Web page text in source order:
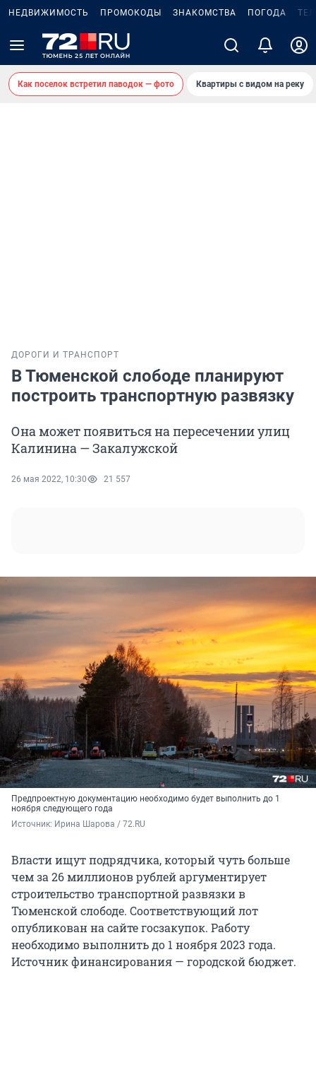
НЕДВИЖИМОСТЬ ПРОМОКОДЫ ЗНАКОМСТВА ПОГОДА
Как поселок встретил паводок — фото Квартиры с видом на реку
ДОРОГИ И ТРАНСПОРТ
В Тюменской слободе планируют
построить транспортную развязку
Она может появиться на пересечении улиц
Калинина — Закалужской
26 мая 2022, 10:30 21 557
Предпроектную документацию необходимо будет выполнить до 1
ноября следующего года
Источник: Ирина Шарова / 72.RU
Власти ищут подрядчика, который чуть больше
чем за 26 миллионов рублей аргументирует
строительство транспортной развязки в
Тюменской слободе. Соответствующий лот
опубликован на сайте госзакупок. Работу
необходимо выполнить до 1 ноября 2023 года.
Источник финансирования — городской бюджет.